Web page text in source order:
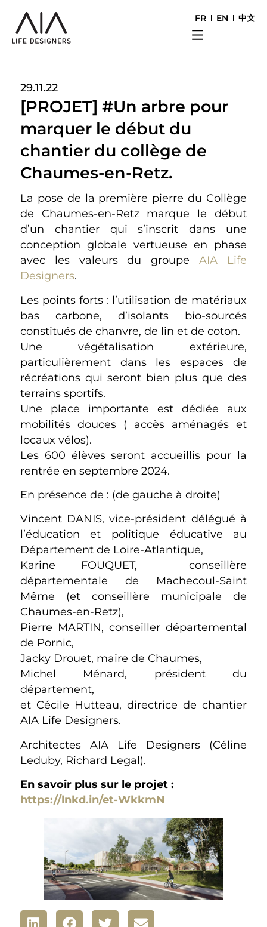
FR EN 中文
29.11.22
[PROJET] #Un arbre pour
marquer le début du
chantier du collège de
Chaumes-en-Retz.
La pose de la première pierre du Collège
de Chaumes-en-Retz marque le début
d’un chantier qui s’inscrit dans une
conception globale vertueuse en phase
avec les valeurs du groupeAIA Life
Designers.
Les points forts : l’utilisation de matériaux
bas carbone, d’isolants bio-sourcés
constitués de chanvre, de lin et de coton.
Une végétalisation extérieure,
particulièrement dans les espaces de
récréations qui seront bien plus que des
terrains sportifs.
Une place importante est dédiée aux
mobilités douces ( accès aménagés et
locaux vélos).
Les 600 élèves seront accueillis pour la
rentrée en septembre 2024.
En présence de : (de gauche à droite)
Vincent DANIS, vice-président délégué à
l’éducation et politique éducative au
Département de Loire-Atlantique,
Karine FOUQUET, conseillère
départementale de Machecoul-Saint
Même (et conseillère municipale de
Chaumes-en-Retz),
Pierre MARTIN, conseiller départemental
de Pornic,
Jacky Drouet, maire de Chaumes,
Michel Ménard, président du
département,
et Cécile Hutteau, directrice de chantier
AIA Life Designers.
Architectes AIA Life Designers (Céline
Leduby, Richard Legal).
En savoir plus sur le projet :
https://lnkd.in/et-WkkmN